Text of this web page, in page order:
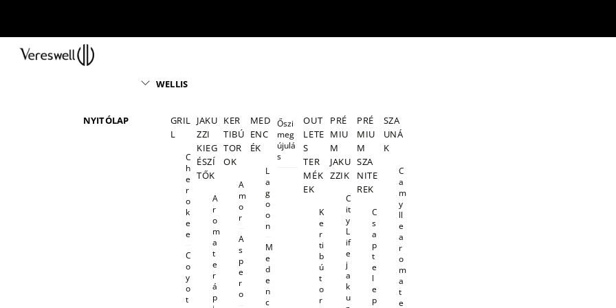
content
NYITÓLAP
WELLIS
GRIL
L
C
h
e
r
o
k
e
e
C
o
y
o
t
JAKU
ZZI
KIEG
ÉSZÍ
TŐK
A
r
o
m
a
t
e
r
á
p
KER
TIBÚ
TOR
OK
A
m
o
r
A
s
p
e
r
o
MED
ENC
ÉK
L
a
g
o
o
n
M
e
d
e
n
c
Őszi
meg
újulá
s
OUT
LETE
S
TER
MÉK
EK
K
e
r
ti
b
ú
t
o
r
PRÉ
MIU
M
JAKU
ZZIK
C
it
y
L
if
e
j
a
k
u
PRÉ
MIU
M
SZA
NITE
REK
C
s
a
p
t
e
l
e
p
SZA
UNÁ
K
C
a
m
y
ll
e
a
r
o
m
a
t
e